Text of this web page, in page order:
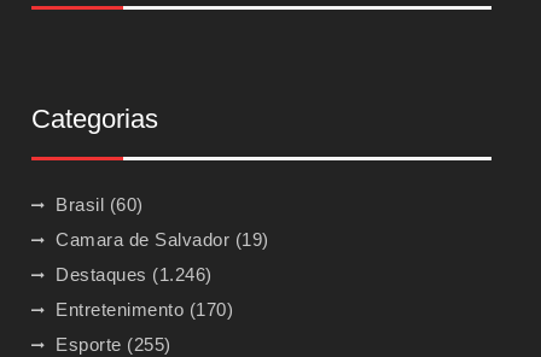
Categorias
Brasil (60)
Camara de Salvador (19)
Destaques (1.246)
Entretenimento (170)
Esporte (255)